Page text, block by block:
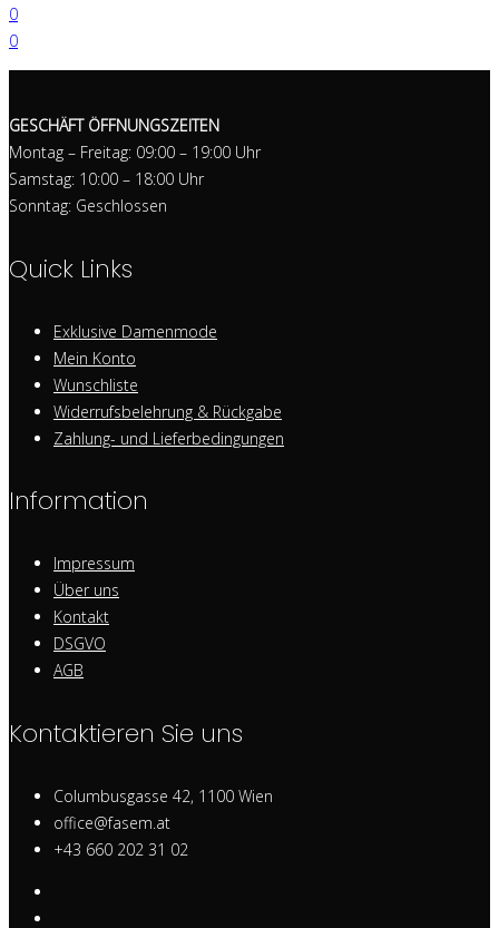
0
0
GESCHÄFT ÖFFNUNGSZEITEN
Montag – Freitag: 09:00 – 19:00 Uhr
Samstag: 10:00 – 18:00 Uhr
Sonntag: Geschlossen
Quick Links
Exklusive Damenmode
Mein Konto
Wunschliste
Widerrufsbelehrung & Rückgabe
Zahlung- und Lieferbedingungen
Information
Impressum
Über uns
Kontakt
DSGVO
AGB
Kontaktieren Sie uns
Columbusgasse 42, 1100 Wien
office@fasem.at
+43 660 202 31 02